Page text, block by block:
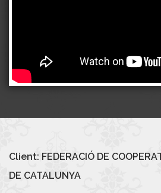
Client: FEDERACIÓ DE
DE CATALUNYA